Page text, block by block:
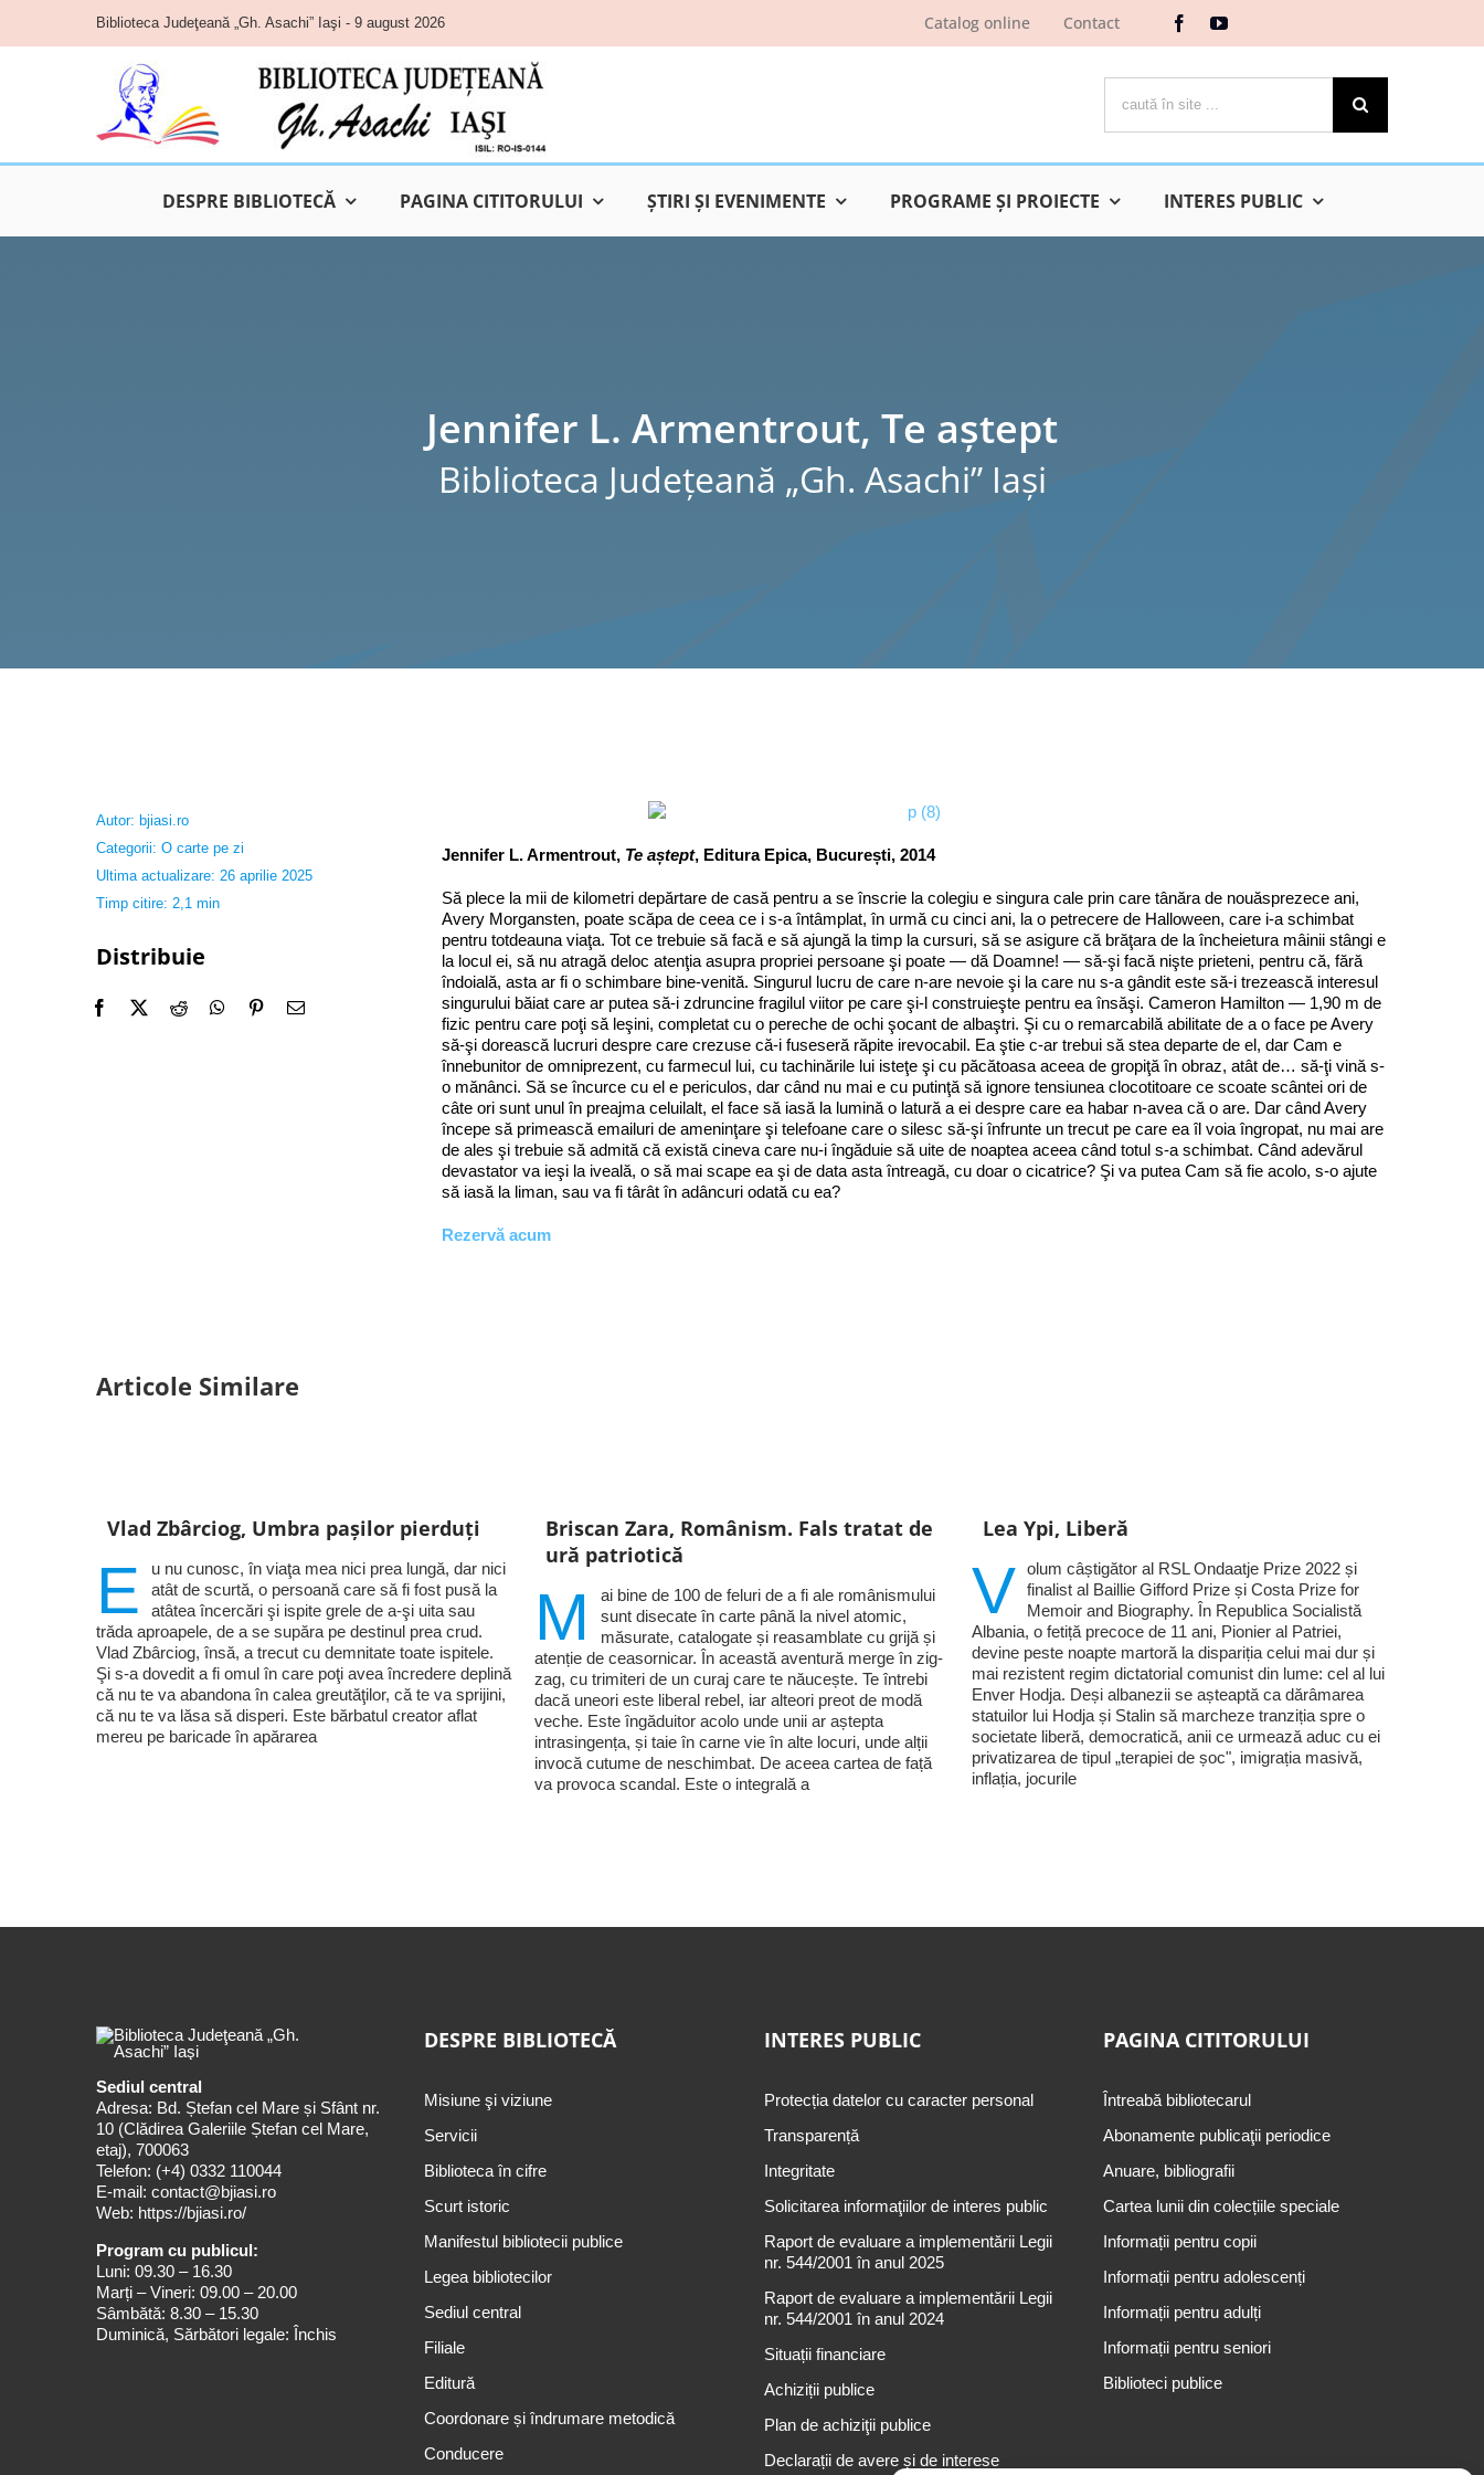
content
Biblioteca Judeţeană „Gh. Asachi” Iaşi - 9 august 2026 Catalog online Contact
DESPRE BIBLIOTECĂ PAGINA CITITORULUI ŞTIRI ŞI EVENIMENTE PROGRAME ŞI PROIECTE INTERES PUBLIC
Jennifer L. Armentrout, Te aștept
Biblioteca Judeţeană „Gh. Asachi” Iaşi
Autor: bjiasi.ro
Categorii: O carte pe zi
Ultima actualizare: 26 aprilie 2025
Timp citire: 2,1 min
Distribuie
Jennifer L. Armentrout, Te aștept, Editura Epica, București, 2014
Să plece la mii de kilometri depărtare de casă pentru a se înscrie la colegiu e singura cale prin care tânăra de nouăsprezece ani,
Avery Morgansten, poate scăpa de ceea ce i s-a întâmplat, în urmă cu cinci ani, la o petrecere de Halloween, care i-a schimbat
pentru totdeauna viaţa. Tot ce trebuie să facă e să ajungă la timp la cursuri, să se asigure că brăţara de la încheietura mâinii stângi e
la locul ei, să nu atragă deloc atenţia asupra propriei persoane şi poate — dă Doamne! — să-şi facă nişte prieteni, pentru că, fără
îndoială, asta ar fi o schimbare bine-venită. Singurul lucru de care n-are nevoie şi la care nu s-a gândit este să-i trezească interesul
singurului băiat care ar putea să-i zdruncine fragilul viitor pe care şi-l construieşte pentru ea însăşi. Cameron Hamilton — 1,90 m de
fizic pentru care poţi să leşini, completat cu o pereche de ochi şocant de albaştri. Şi cu o remarcabilă abilitate de a o face pe Avery
să-şi dorească lucruri despre care crezuse că-i fuseseră răpite irevocabil. Ea ştie c-ar trebui să stea departe de el, dar Cam e
înnebunitor de omniprezent, cu farmecul lui, cu tachinările lui isteţe şi cu păcătoasa aceea de gropiţă în obraz, atât de… să-ţi vină s-
o mănânci. Să se încurce cu el e periculos, dar când nu mai e cu putinţă să ignore tensiunea clocotitoare ce scoate scântei ori de
câte ori sunt unul în preajma celuilalt, el face să iasă la lumină o latură a ei despre care ea habar n-avea că o are. Dar când Avery
începe să primească emailuri de ameninţare şi telefoane care o silesc să-şi înfrunte un trecut pe care ea îl voia îngropat, nu mai are
de ales şi trebuie să admită că există cineva care nu-i îngăduie să uite de noaptea aceea când totul s-a schimbat. Când adevărul
devastator va ieşi la iveală, o să mai scape ea şi de data asta întreagă, cu doar o cicatrice? Şi va putea Cam să fie acolo, s-o ajute
să iasă la liman, sau va fi târât în adâncuri odată cu ea?
Rezervă acum
Articole Similare
Vlad Zbârciog, Umbra pașilor pierduți
E
u nu cunosc, în viaţa mea nici prea lungă, dar nici
atât de scurtă, o persoană care să fi fost pusă la
atâtea încercări şi ispite grele de a-şi uita sau
trăda aproapele, de a se supăra pe destinul prea crud.
Vlad Zbârciog, însă, a trecut cu demnitate toate ispitele.
Şi s-a dovedit a fi omul în care poţi avea încredere deplină
că nu te va abandona în calea greutăţilor, că te va sprijini,
că nu te va lăsa să disperi. Este bărbatul creator aflat
mereu pe baricade în apărarea
Briscan Zara, Românism. Fals tratat de
ură patriotică
M
ai bine de 100 de feluri de a fi ale românismului
sunt disecate în carte până la nivel atomic,
măsurate, catalogate și reasamblate cu grijă și
atenție de ceasornicar. În această aventură merge în zig-
zag, cu trimiteri de un curaj care te năucește. Te întrebi
dacă uneori este liberal rebel, iar alteori preot de modă
veche. Este îngăduitor acolo unde unii ar aștepta
intrasingența, și taie în carne vie în alte locuri, unde alții
invocă cutume de neschimbat. De aceea cartea de față
va provoca scandal. Este o integrală a
Lea Ypi, Liberă
V
olum câștigător al RSL Ondaatje Prize 2022 și
finalist al Baillie Gifford Prize și Costa Prize for
Memoir and Biography. În Republica Socialistă
Albania, o fetiță precoce de 11 ani, Pionier al Patriei,
devine peste noapte martoră la dispariția celui mai dur și
mai rezistent regim dictatorial comunist din lume: cel al lui
Enver Hodja. Deși albanezii se așteaptă ca dărâmarea
statuilor lui Hodja și Stalin să marcheze tranziția spre o
societate liberă, democratică, anii ce urmează aduc cu ei
privatizarea de tipul „terapiei de șoc", imigrația masivă,
inflația, jocurile
Sediul central
Adresa: Bd. Ștefan cel Mare și Sfânt nr.
10 (Clădirea Galeriile Ștefan cel Mare,
etaj), 700063
Telefon: (+4) 0332 110044
E-mail: contact@bjiasi.ro
Web: https://bjiasi.ro/
Program cu publicul:
Luni: 09.30 – 16.30
Marți – Vineri: 09.00 – 20.00
Sâmbătă: 8.30 – 15.30
Duminică, Sărbători legale: Închis
DESPRE BIBLIOTECĂ
Misiune şi viziune
Servicii
Biblioteca în cifre
Scurt istoric
Manifestul bibliotecii publice
Legea bibliotecilor
Sediul central
Filiale
Editură
Coordonare și îndrumare metodică
Conducere
INTERES PUBLIC
Protecția datelor cu caracter personal
Transparență
Integritate
Solicitarea informaţiilor de interes public
Raport de evaluare a implementării Legii
nr. 544/2001 în anul 2025
Raport de evaluare a implementării Legii
nr. 544/2001 în anul 2024
Situații financiare
Achiziții publice
Plan de achiziţii publice
Declarații de avere și de interese
PAGINA CITITORULUI
Întreabă bibliotecarul
Abonamente publicaţii periodice
Anuare, bibliografii
Cartea lunii din colecțiile speciale
Informații pentru copii
Informații pentru adolescenți
Informații pentru adulți
Informații pentru seniori
Biblioteci publice